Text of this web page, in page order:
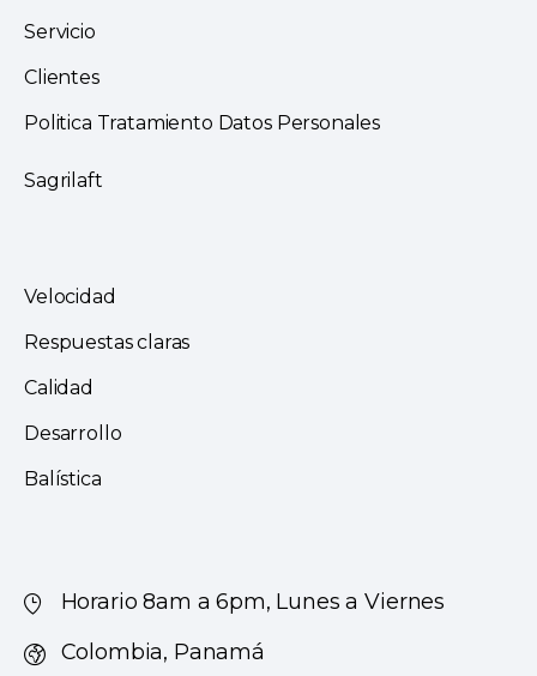
Servicio
Clientes
Politica Tratamiento Datos Personales
Sagrilaft
Velocidad
Respuestas claras
Calidad
Desarrollo
Balística
Horario 8am a 6pm, Lunes a Viernes
Colombia, Panamá